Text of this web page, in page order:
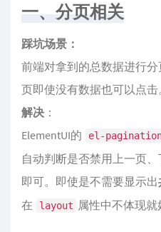
一、分页相关
踩坑场景：
前端对拿到的总数据进行
页即使没有数据也可以点击
解决 ：
ElementUI的
el-
自动判断是否禁用上一页
即可。即使是不需要显示出
在
layout 属性中不体现就